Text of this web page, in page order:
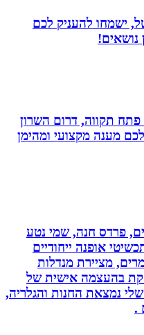
להעניק לכם
דרום השרון
מקצועי ומהימן
חנה, שמי נטע
אופנה ייחודיים
מציירת מנדלות
אישית של
החנות והגלריה,